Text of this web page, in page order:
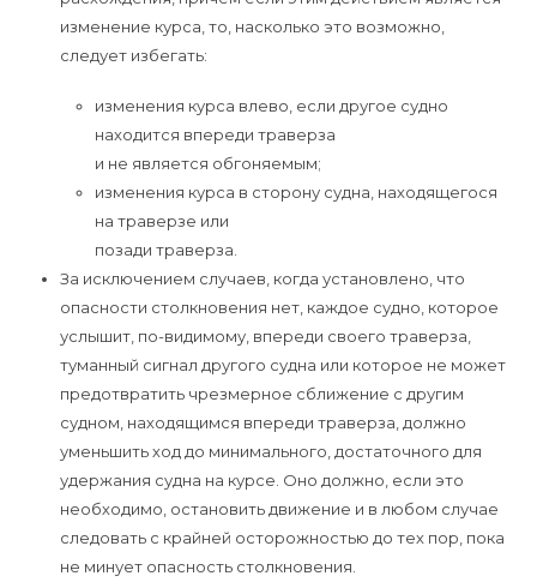
изменение курса, то, насколько это возможно,
следует избегать:
изменения курса влево, если другое судно
находится впереди траверза
и не является обгоняемым;
изменения курса в сторону судна, находящегося
на траверзе или
позади траверза.
За исключением случаев, когда установлено, что
опасности столкновения нет, каждое судно, которое
услышит, по-видимому, впереди своего траверза,
туманный сигнал другого судна или которое не может
предотвратить чрезмерное сближение с другим
судном, находящимся впереди траверза, должно
уменьшить ход до минимального, достаточного для
удержания судна на курсе. Оно должно, если это
необходимо, остановить движение и в любом случае
следовать с крайней осторожностью до тех пор, пока
не минует опасность столкновения.